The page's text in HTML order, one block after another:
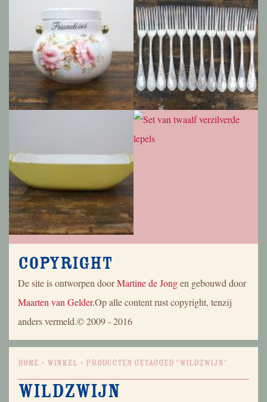
Copyright
De site is ontworpen doorMartine de Jongen gebouwd door
Maarten van Gelder.Op alle content rust copyright, tenzij
anders vermeld.© 2009 - 2016
Home Winkel Producten getagged “wildzwijn”
wildzwijn